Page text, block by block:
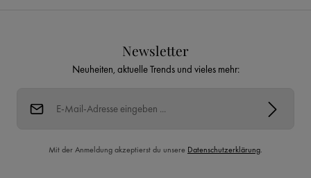
Newsletter
Neuheiten, aktuelle Trends und vieles mehr:
Mit der Anmeldung akzeptierst du unsere Datenschutzerklärung.